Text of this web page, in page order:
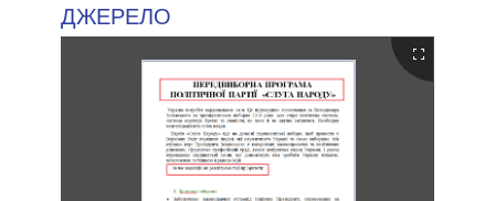
ДЖЕРЕЛО